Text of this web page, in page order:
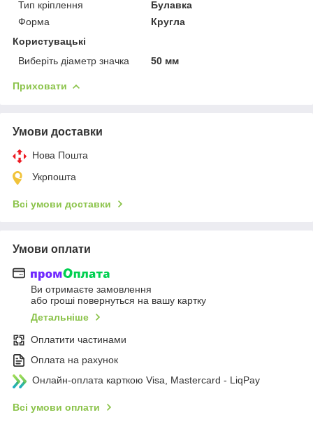
Тип кріплення
Булавка
Форма
Кругла
Користувацькі
Виберіть діаметр значка
50 мм
Приховати
Умови доставки
Нова Пошта
Укрпошта
Всі умови доставки
Умови оплати
Ви отримаєте замовлення
або гроші повернуться на вашу картку
Детальніше
Оплатити частинами
Оплата на рахунок
Онлайн-оплата карткою Visa, Mastercard - LiqPay
Всі умови оплати